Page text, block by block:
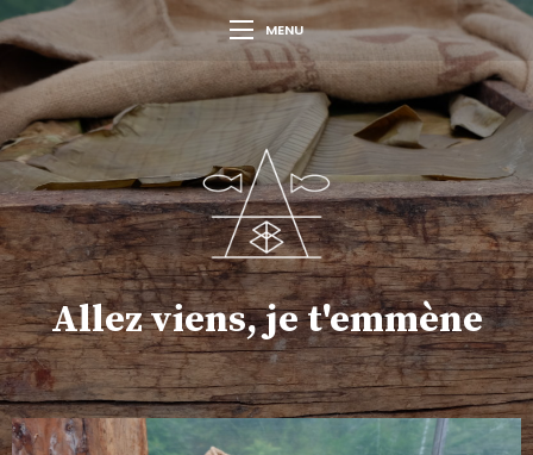
MENU
Allez viens, je t'emmène